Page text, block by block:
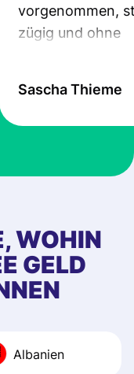
vorgenommen,
zügig und ohne
Sascha Thieme
WOHIN
GELD
Albanien